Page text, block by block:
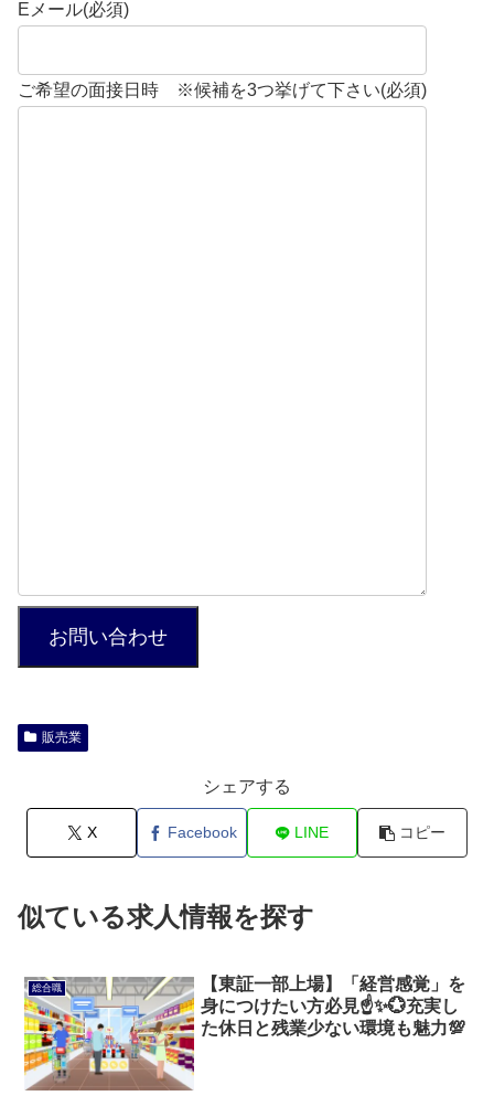
Eメール(必須)
ご希望の面接日時 ※候補を3つ挙げて下さい(必須)
お問い合わせ
販売業
シェアする
X Facebook LINE コピー
似ている求人情報を探す
総合職
【東証一部上場】「経営感覚」を
身につけたい方必見☝✨💮充実し
た休日と残業少ない環境も魅力💯